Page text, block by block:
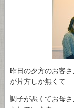
昨日の夕方のお客
が片方しか無くて
調子が悪くてお母